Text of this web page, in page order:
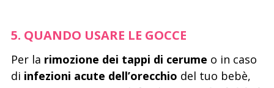
5. QUANDO USARE LE GOCCE
Per la rimozione dei tappi di cerume o in caso
di infezioni acute dell’orecchio del tuo bebè,